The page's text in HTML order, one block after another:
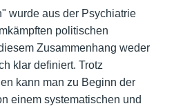
wurde aus der Psychiatrie
politischen
Zusammenhang weder
klar definiert. Trotz
kann man zu Beginn der
einem systematischen und